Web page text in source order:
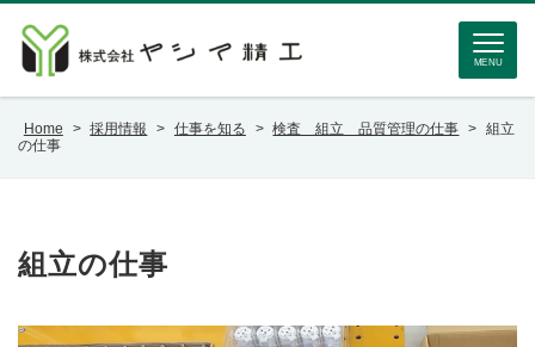
MENU
Home > 採用情報 > 仕事を知る > 検査 組立 品質管理の仕事 > 組立
の仕事
組立の仕事